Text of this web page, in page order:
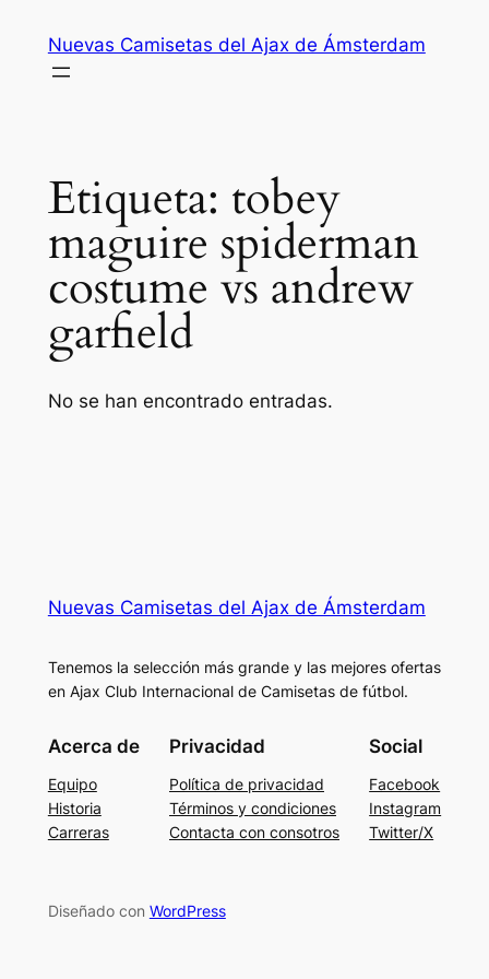
contenido
Nuevas Camisetas del Ajax de Ámsterdam
Etiqueta: tobey
maguire spiderman
costume vs andrew
garfield
No se han encontrado entradas.
Nuevas Camisetas del Ajax de Ámsterdam
Tenemos la selección más grande y las mejores ofertas
en Ajax Club Internacional de Camisetas de fútbol.
Acerca de
Equipo
Historia
Carreras
Privacidad
Política de privacidad
Términos y condiciones
Contacta con consotros
Social
Facebook
Instagram
Twitter/X
Diseñado con WordPress